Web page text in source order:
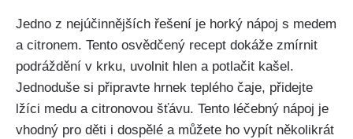
Jedno z nejúčinnějších řešení je horký nápoj s​ medem
a citronem. Tento osvědčený recept dokáže zmírnit
podráždění v krku, uvolnit hlen a potlačit kašel.
Jednoduše si připravte⁣ hrnek⁣ teplého čaje, přidejte
lžíci medu a citronovou šťávu. Tento léčebný ⁢nápoj ​je
vhodný ‌pro děti⁤ i dospělé a⁣ můžete ho vypít několikrát